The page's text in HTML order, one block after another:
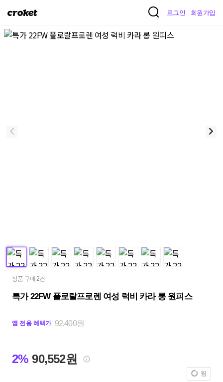
크
켓
로그인 회원가입
상품 구매 2건
특가 22FW 폴로랄프로렌 여성 럭비 카라 롱 원피스
앱 전용 혜택가 92,400원
2% 90,552원
찜